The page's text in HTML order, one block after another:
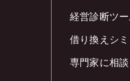
経営診断ツ
借り換えシ
専門家に相談